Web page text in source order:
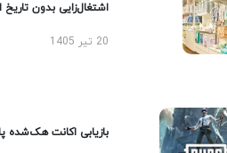
اشتغال‌زایی بدون تاریخ
20 تیر 1405
بازیابی اکانت هک‌شده